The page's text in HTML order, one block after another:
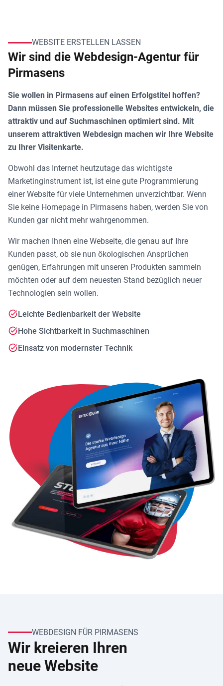
WEBSITE ERSTELLEN LASSEN
Wir sind die Webdesign-Agentur für
Pirmasens
Sie wollen in Pirmasens auf einen Erfolgstitel hoffen?
Dann müssen Sie professionelle Websites entwickeln, die
attraktiv und auf Suchmaschinen optimiert sind. Mit
unserem attraktiven Webdesign machen wir Ihre Website
zu Ihrer Visitenkarte.
Obwohl das Internet heutzutage das wichtigste
Marketinginstrument ist, ist eine gute Programmierung
einer Website für viele Unternehmen unverzichtbar. Wenn
Sie keine Homepage in Pirmasens haben, werden Sie von
Kunden gar nicht mehr wahrgenommen.
Wir machen Ihnen eine Webseite, die genau auf Ihre
Kunden passt, ob sie nun ökologischen Ansprüchen
genügen, Erfahrungen mit unseren Produkten sammeln
möchten oder auf dem neuesten Stand bezüglich neuer
Technologien sein wollen.
Leichte Bedienbarkeit der Website
Hohe Sichtbarkeit in Suchmaschinen
Einsatz von modernster Technik
WEBDESIGN FÜR PIRMASENS
Wir kreieren Ihren
neue Website